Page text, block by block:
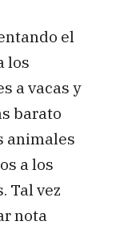
el
los
a vacas y
barato
animales
a los
Tal vez
nota